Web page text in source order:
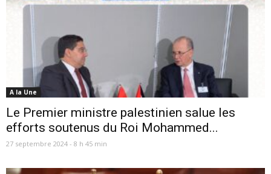
A la Une
Le Premier ministre palestinien salue les
efforts soutenus du Roi Mohammed...
27 septembre 2024 - 8 h 45 min